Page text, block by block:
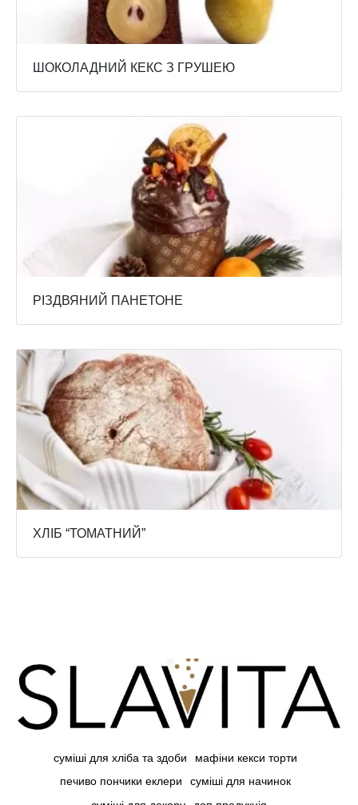
ШОКОЛАДНИЙ КЕКС З ГРУШЕЮ
РІЗДВЯНИЙ ПАНЕТОНЕ
ХЛІБ “ТОМАТНИЙ”
суміші для хліба та здоби
мафіни кекси торти
печиво пончики еклери
суміші для начинок